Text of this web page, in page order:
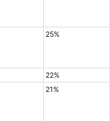
25%
22%
21%